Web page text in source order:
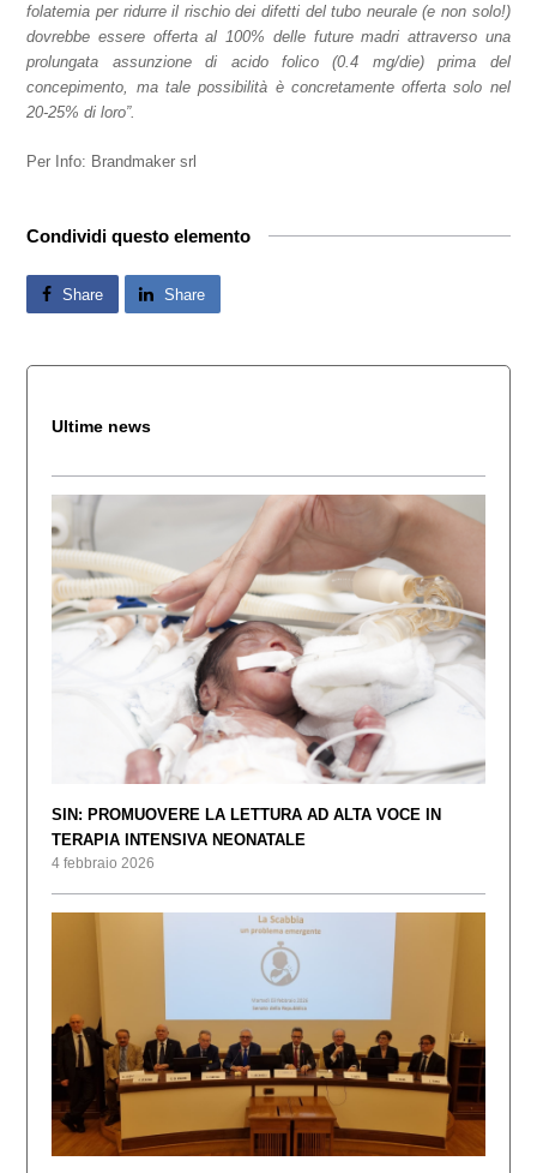
folatemia per ridurre il rischio dei difetti del tubo neurale (e non solo!)
dovrebbe essere offerta al 100% delle future madri attraverso una
prolungata assunzione di acido folico (0.4 mg/die) prima del
concepimento, ma tale possibilità è concretamente offerta solo nel
20-25% di loro”.
Per Info: Brandmaker srl
Condividi questo elemento
Share Share
Ultime news
SIN: PROMUOVERE LA LETTURA AD ALTA VOCE IN
TERAPIA INTENSIVA NEONATALE
4 febbraio 2026